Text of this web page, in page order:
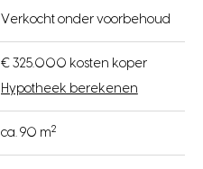
Verkocht onder voorbehoud
€ 325.000 kosten koper
Hypotheek berekenen
ca. 90 m2